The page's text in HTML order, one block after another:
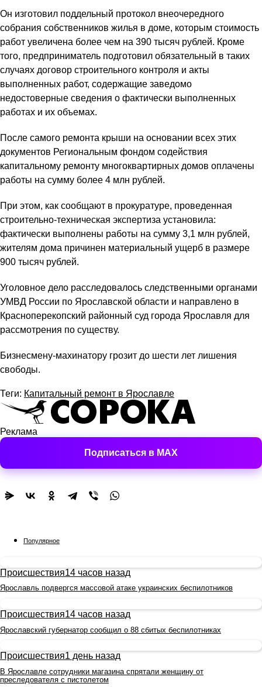
Он изготовил поддельный протокол внеочередного
собрания собственников жилья в доме, которым стоимость
работ увеличена более чем на 390 тысяч рублей. Кроме
того, предприниматель подготовил обязательный в таких
случаях договор строительного контроля и акты
выполненных работ, содержащие заведомо
недостоверные сведения о фактически выполненных
работах и их объемах.
После самого ремонта крыши на основании всех этих
документов Региональным фондом содействия
капитальному ремонту многоквартирных домов оплачены
работы на сумму более 4 млн рублей.
При этом, как сообщают в прокуратуре, проведенная
строительно-техническая экспертиза установила:
фактически выполнены работы на сумму 3,1 млн рублей,
жителям дома причинен материальный ущерб в размере
900 тысяч рублей.
Уголовное дело расследовалось следственными органами
УМВД России по Ярославской области и направлено в
Красноперекопский районный суд города Ярославля для
рассмотрения по существу.
Бизнесмену-махинатору грозит до шести лет лишения
свободы.
Теги: Капитальный ремонт в Ярославле
Реклама
Подписаться в MAX
Популярное
Происшествия14 часов назад
Ярославль подвергся массовой атаке украинских беспилотников
Происшествия14 часов назад
Ярославский губернатор сообщил о 88 сбитых беспилотниках
Происшествия1 день назад
В Ярославле сотрудники магазина спрятали женщину от
преследователя с пистолетом